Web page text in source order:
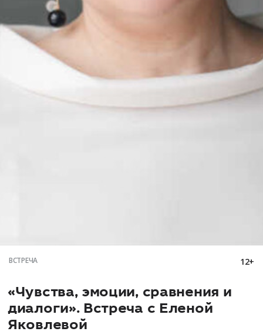
ВСТРЕЧА 12+
«Чувства, эмоции, сравнения и
диалоги». Встреча с Еленой
Яковлевой